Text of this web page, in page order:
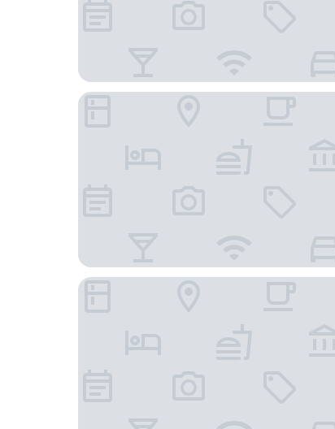
布袋日不落民宿
福爾摩沙遊艇酒店